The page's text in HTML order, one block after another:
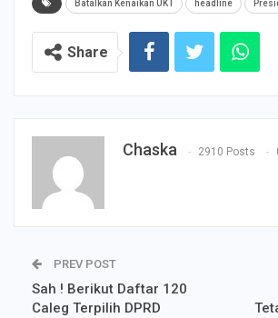
Batalkan Kenaikan UKT headline
Share
Chaska 2910 Posts
PREV POST
Sah ! Berikut Daftar 120
Caleg Terpilih DPRD